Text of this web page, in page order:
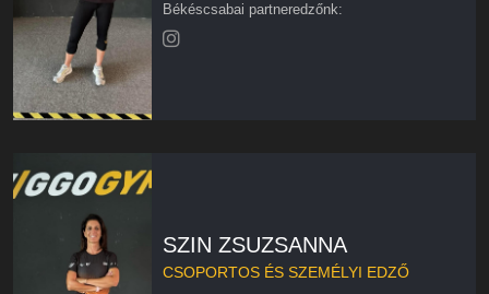
Békéscsabai partneredzőnk:
SZIN ZSUZSANNA
CSOPORTOS ÉS SZEMÉLYI EDZŐ